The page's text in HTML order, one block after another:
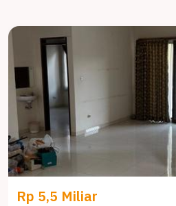
Rp 5,5 Miliar